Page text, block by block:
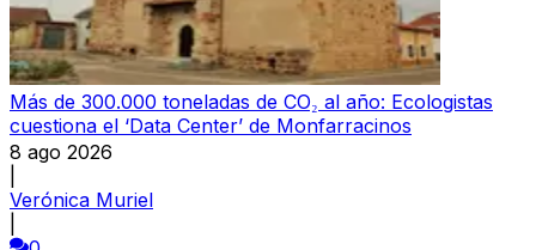
Más de 300.000 toneladas de CO₂ al año: Ecologistas
cuestiona el ‘Data Center’ de Monfarracinos
8 ago 2026
Verónica Muriel